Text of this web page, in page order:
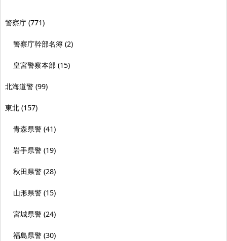
警察庁 (771)
警察庁幹部名簿 (2)
皇宮警察本部 (15)
北海道警 (99)
東北 (157)
青森県警 (41)
岩手県警 (19)
秋田県警 (28)
山形県警 (15)
宮城県警 (24)
福島県警 (30)